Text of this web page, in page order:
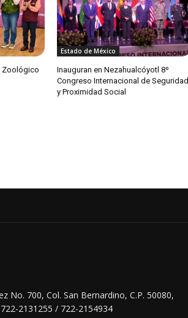
Zoológico
Estado de México
Inauguran en Nezahualcóyotl 8º
Congreso Internacional de Seguridad
y Proximidad Social
No. 700, Col. San Bernardino, C.P. 50080,
2131255 / 722-2154934